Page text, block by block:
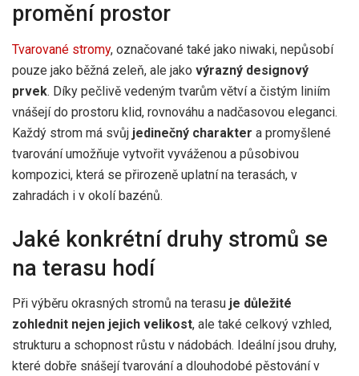
promění prostor
Tvarované stromy, označované také jako niwaki, nepůsobí
pouze jako běžná zeleň, ale jako výrazný designový
prvek. Díky pečlivě vedeným tvarům větví a čistým liniím
vnášejí do prostoru klid, rovnováhu a nadčasovou eleganci.
Každý strom má svůj jedinečný charakter a promyšlené
tvarování umožňuje vytvořit vyváženou a působivou
kompozici, která se přirozeně uplatní na terasách, v
zahradách i v okolí bazénů.
Jaké konkrétní druhy stromů se
na terasu hodí
Při výběru okrasných stromů na terasu je důležité
zohlednit nejen jejich velikost, ale také celkový vzhled,
strukturu a schopnost růstu v nádobách. Ideální jsou druhy,
které dobře snášejí tvarování a dlouhodobé pěstování v